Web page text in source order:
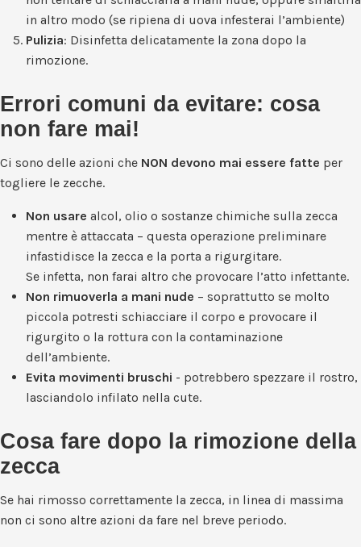
in altro modo (se ripiena di uova infesterai l’ambiente)
Pulizia: Disinfetta delicatamente la zona dopo la
rimozione.
Errori comuni da evitare: cosa
non fare mai!
Ci sono delle azioni che NON devono mai essere fatte per
togliere le zecche.
Non usare alcol, olio o sostanze chimiche sulla zecca
mentre è attaccata – questa operazione preliminare
infastidisce la zecca e la porta a rigurgitare.
Se infetta, non farai altro che provocare l’atto infettante.
Non rimuoverla a mani nude – soprattutto se molto
piccola potresti schiacciare il corpo e provocare il
rigurgito o la rottura con la contaminazione
dell’ambiente.
Evita movimenti bruschi - potrebbero spezzare il rostro,
lasciandolo infilato nella cute.
Cosa fare dopo la rimozione della
zecca
Se hai rimosso correttamente la zecca, in linea di massima
non ci sono altre azioni da fare nel breve periodo.